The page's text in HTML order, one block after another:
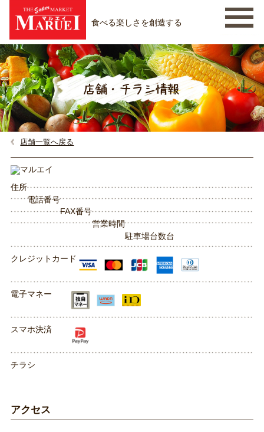
食べる楽しさを創造する
店舗一覧へ戻る
住所
電話番号
FAX番号
営業時間
駐車場台数台
クレジットカード
電子マネー
スマホ決済
チラシ
アクセス